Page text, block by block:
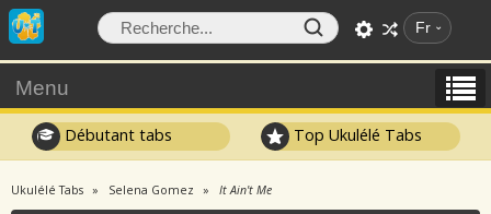
Fr
Menu
Débutant tabs Top Ukulélé Tabs
Ukulélé Tabs Selena Gomez It Ain't Me